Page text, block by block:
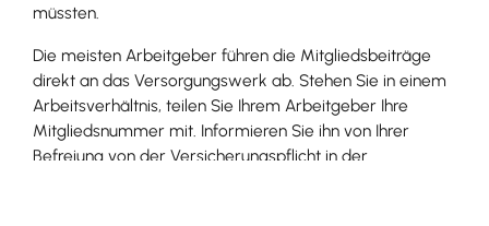
müssten.
Die meisten Arbeitgeber führen die Mitgliedsbeiträge
direkt an das Versorgungswerk ab. Stehen Sie in einem
Arbeitsverhältnis, teilen Sie Ihrem Arbeitgeber Ihre
Mitgliedsnummer mit. Informieren Sie ihn von Ihrer
Befreiung von der Versicherungspflicht in der